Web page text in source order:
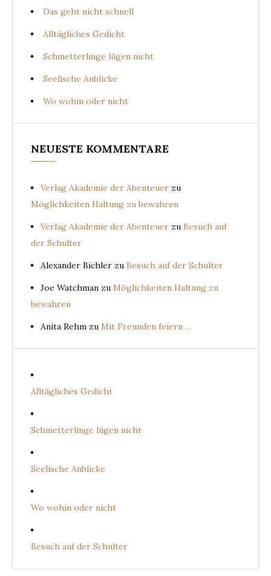
Das geht nicht schnell
Alltägliches Gedicht
Schmetterlinge lügen nicht
Seelische Anblicke
Wo wohin oder nicht
NEUESTE KOMMENTARE
Verlag Akademie der Abenteuer zu
Möglichkeiten Haltung zu bewahren
Verlag Akademie der Abenteuer zu Besuch auf
der Schulter
Alexander Bichler zu Besuch auf der Schulter
Joe Watchman zu Möglichkeiten Haltung zu
bewahren
Anita Rehm zu Mit Freunden feiern …
Alltägliches Gedicht
Schmetterlinge lügen nicht
Seelische Anblicke
Wo wohin oder nicht
Besuch auf der Schulter